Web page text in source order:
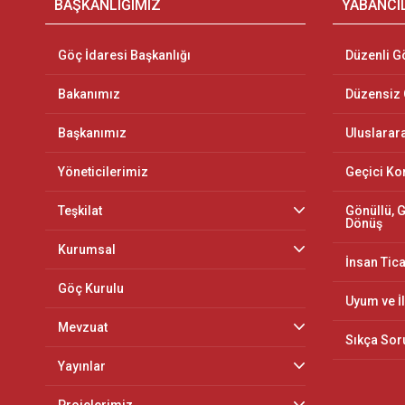
BAŞKANLIĞIMIZ
Göç İdaresi Başkanlığı
Bakanımız
Başkanımız
Yöneticilerimiz
Teşkilat
Kurumsal
Göç Kurulu
Mevzuat
Yayınlar
Düzenli
Düzensiz
Geçici
Gönüllü,
Dönüş
İnsan
Uyum ve
Sıkça